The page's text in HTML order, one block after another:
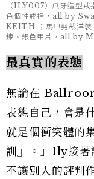
（ILY007）爪牙造型
色個性戒指，all by
KEITH ；馬甲剪裁洋裝
鍊、銀色甲片，all by
最真實的表態
無論在
表態自己，會是
就是個衝突體的
訓』。」Ily接著
不讓別人的評判